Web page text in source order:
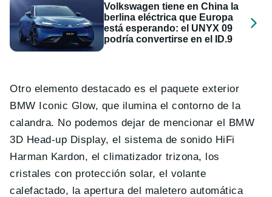
Volkswagen tiene en China la
berlina eléctrica que Europa
está esperando: el UNYX 09
podría convertirse en el ID.9
Otro elemento destacado es el paquete exterior
BMW Iconic Glow, que ilumina el contorno de la
calandra. No podemos dejar de mencionar el BMW
3D Head-up Display, el sistema de sonido HiFi
Harman Kardon, el climatizador trizona, los
cristales con protección solar, el volante
calefactado, la apertura del maletero automática